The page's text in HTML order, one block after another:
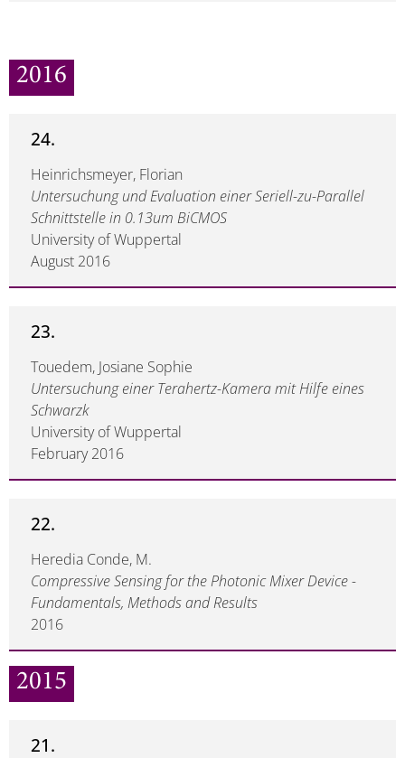
2016
24.
Heinrichsmeyer, Florian
Untersuchung und Evaluation einer Seriell-zu-Parallel
Schnittstelle in 0.13um BiCMOS
University of Wuppertal
August 2016
23.
Touedem, Josiane Sophie
Untersuchung einer Terahertz-Kamera mit Hilfe eines
Schwarzk
University of Wuppertal
February 2016
22.
Heredia Conde, M.
Compressive Sensing for the Photonic Mixer Device -
Fundamentals, Methods and Results
2016
2015
21.